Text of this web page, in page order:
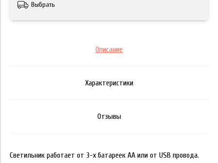
Выбрать
Описание
Характеристики
Отзывы
Светильник работает от 3-х батареек АА или от USB провода.